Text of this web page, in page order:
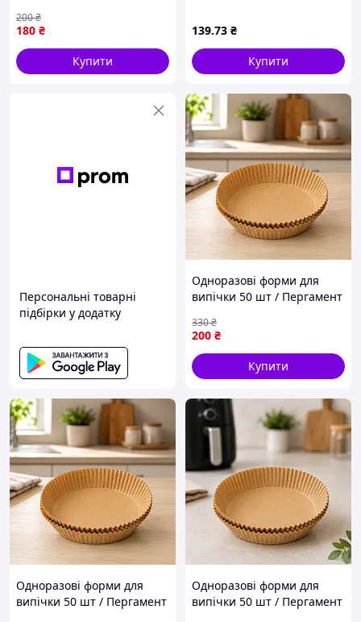
Паперові вкладиші для
аерофритюрниці
180 ₴
200₴
Купити
Паперові вкладиші для
аерофритюрниці
139.73 ₴
Купити
Персональні товарні
підбірки у додатку
Одноразові форми для
випічки 50 шт / Пергамент
Паперові вкладиші для
аерофритюрниці
200 ₴
330₴
Купити
Одноразові форми для
випічки 50 шт / Пергамент
Одноразові форми для
випічки 50 шт / Пергамент